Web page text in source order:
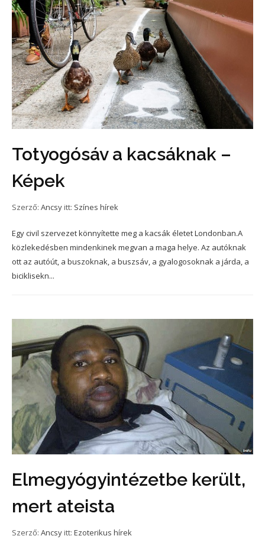
Totyogósáv a kacsáknak –
Képek
Szerző: Ancsy itt: Színes hírek
Egy civil szervezet könnyítette meg a kacsák életet Londonban.A
közlekedésben mindenkinek megvan a maga helye. Az autóknak
ott az autóút, a buszoknak, a buszsáv, a gyalogosoknak a járda, a
biciklisekn...
Elmegyógyintézetbe került,
mert ateista
Szerző: Ancsy itt: Ezoterikus hírek